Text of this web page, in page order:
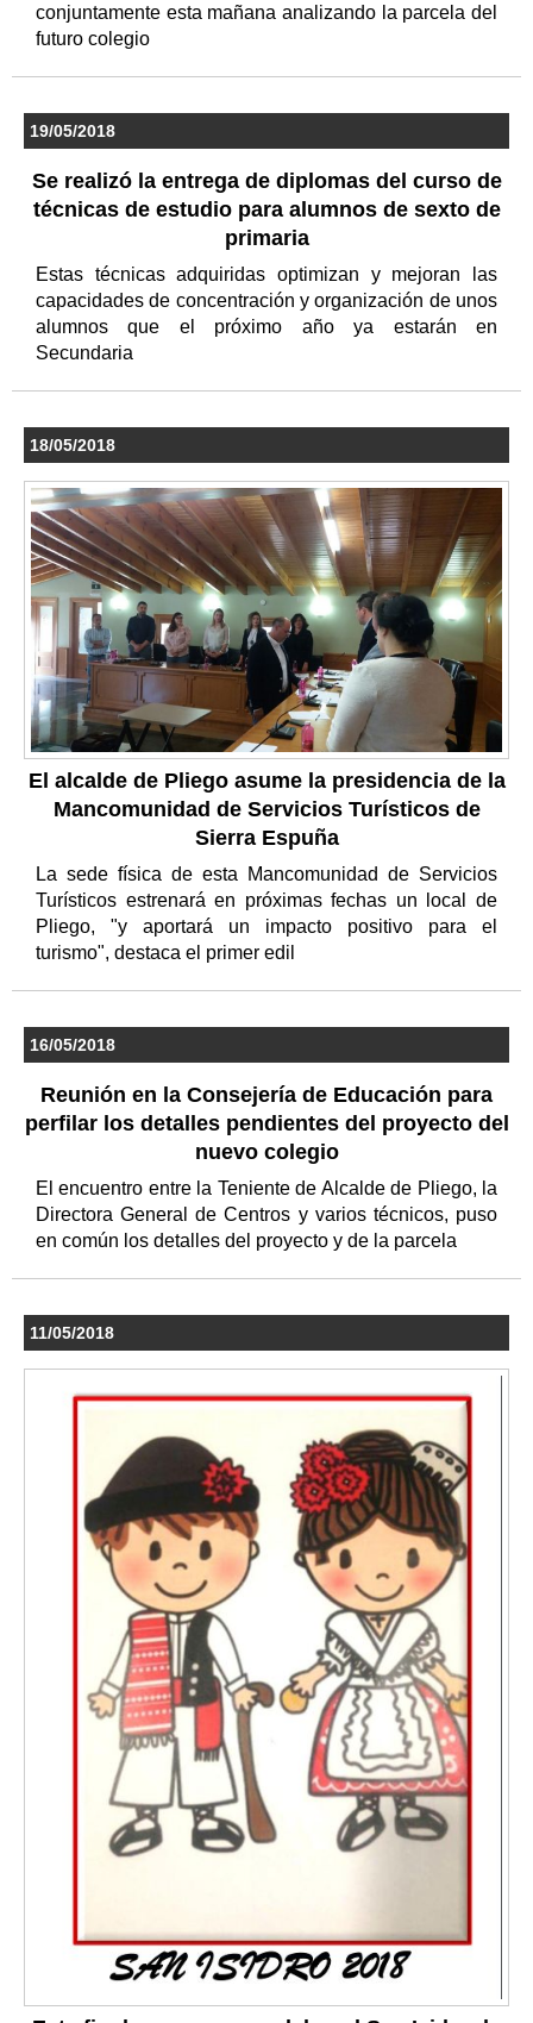
conjuntamente esta mañana analizando la parcela del
futuro colegio
19/05/2018
Se realizó la entrega de diplomas del curso de
técnicas de estudio para alumnos de sexto de
primaria
Estas técnicas adquiridas optimizan y mejoran las
capacidades de concentración y organización de unos
alumnos que el próximo año ya estarán en
Secundaria
18/05/2018
El alcalde de Pliego asume la presidencia de la
Mancomunidad de Servicios Turísticos de
Sierra Espuña
La sede física de esta Mancomunidad de Servicios
Turísticos estrenará en próximas fechas un local de
Pliego, "y aportará un impacto positivo para el
turismo", destaca el primer edil
16/05/2018
Reunión en la Consejería de Educación para
perfilar los detalles pendientes del proyecto del
nuevo colegio
El encuentro entre la Teniente de Alcalde de Pliego, la
Directora General de Centros y varios técnicos, puso
en común los detalles del proyecto y de la parcela
11/05/2018